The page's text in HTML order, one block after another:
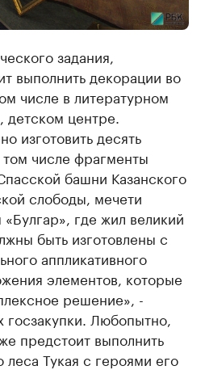
задания,
выполнить декорации во
числе в литературном
центре.
изготовить десять
числе фрагменты
башни Казанского
слободы, мечети
где жил великий
быть изготовлены с
аппликативного
элементов, которые
решение», -
госзакупки. Любопытно,
предстоит выполнить
леса Тукая с героями его